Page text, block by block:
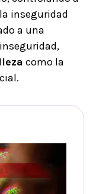
inseguridad
a una
como la